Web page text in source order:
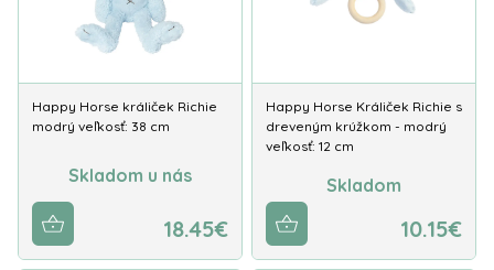
Happy Horse králiček Richie
modrý veľkosť: 38 cm
Skladom u nás
18.45€
Happy Horse Králiček Richie s
dreveným krúžkom - modrý
veľkosť: 12 cm
Skladom
10.15€